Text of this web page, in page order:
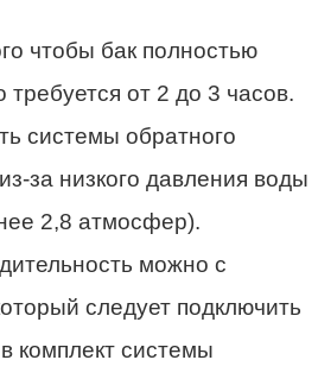
чтобы бак полностью
от 2 до 3 часов.
системы обратного
за низкого давления воды
2,8 атмосфер).
можно с
следует подключить
комплект системы